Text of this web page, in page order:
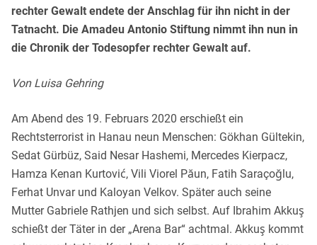
rechter Gewalt endete der Anschlag für ihn nicht in der
Tatnacht. Die Amadeu Antonio Stiftung nimmt ihn nun in
die Chronik der Todesopfer rechter Gewalt auf.
Von Luisa Gehring
Am Abend des 19. Februars 2020 erschießt ein
Rechtsterrorist in Hanau neun Menschen: Gökhan Gültekin,
Sedat Gürbüz, Said Nesar Hashemi, Mercedes Kierpacz,
Hamza Kenan Kurtović, Vili Viorel Păun, Fatih Saraçoğlu,
Ferhat Unvar und Kaloyan Velkov. Später auch seine
Mutter Gabriele Rathjen und sich selbst. Auf Ibrahim Akkuş
schießt der Täter in der „Arena Bar“ achtmal. Akkuş kommt